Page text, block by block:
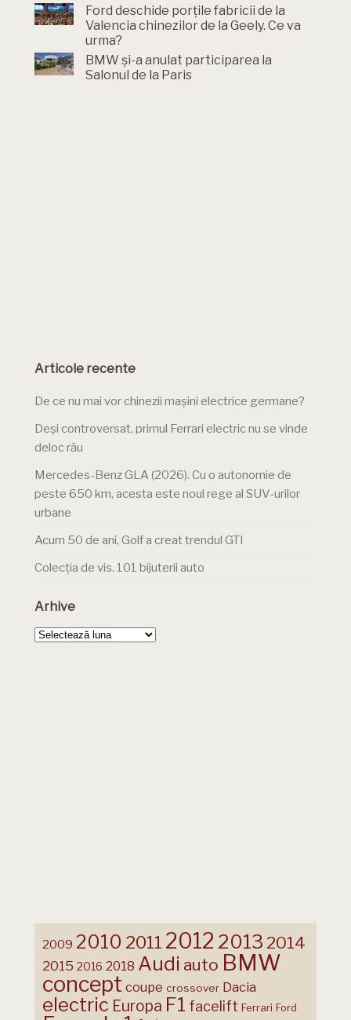
Ford deschide porțile fabricii de la
Valencia chinezilor de la Geely. Ce va
urma?
BMW și-a anulat participarea la
Salonul de la Paris
Articole recente
De ce nu mai vor chinezii mașini electrice germane?
Deși controversat, primul Ferrari electric nu se vinde
deloc rău
Mercedes-Benz GLA (2026). Cu o autonomie de
peste 650 km, acesta este noul rege al SUV-urilor
urbane
Acum 50 de ani, Golf a creat trendul GTI
Colecția de vis. 101 bijuterii auto
Arhive
Arhive
2009 2010 2011 2012 2013 2014
2015 2016 2018 Audi auto BMW
concept coupe crossover Dacia
electric Europa F1 facelift Ferrari Ford